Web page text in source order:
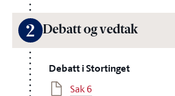
2 Debatt og vedtak
Debatt i Stortinget
Sak 6